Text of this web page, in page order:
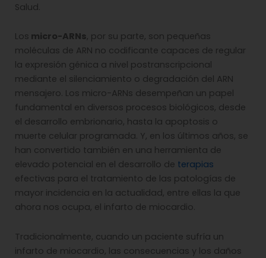
Salud.
Los micro-ARNs, por su parte, son pequeñas
moléculas de ARN no codificante capaces de regular
la expresión génica a nivel postranscripcional
mediante el silenciamiento o degradación del ARN
mensajero. Los micro-ARNs desempeñan un papel
fundamental en diversos procesos biológicos, desde
el desarrollo embrionario, hasta la apoptosis o
muerte celular programada. Y, en los últimos años, se
han convertido también en una herramienta de
elevado potencial en el desarrollo de terapias
efectivas para el tratamiento de las patologías de
mayor incidencia en la actualidad, entre ellas la que
ahora nos ocupa, el infarto de miocardio.
Tradicionalmente, cuando un paciente sufría un
infarto de miocardio, las consecuencias y los daños